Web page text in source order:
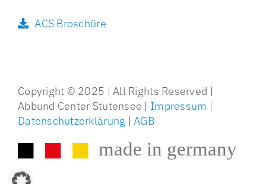
ACS Broschüre
Copyright © 2025 | All Rights Reserved |
Abbund Center Stutensee | Impressum |
Datenschutzerklärung | AGB